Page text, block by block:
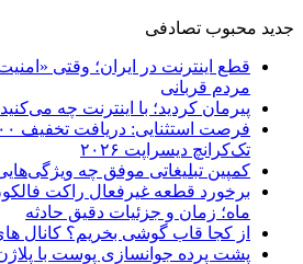
جدید محبوب تصادفی
قطع اینترنت در ایران؛ وقتی
مردم قربانی
پیرمان کردید؛ با اینترنت چه
تک‌کرانچ دیسراپت ۲۰۲۶
کمپین تبلیغاتی موفق چه
ماه؛ زمان و جزئیات دقیق حادثه
از کجا قاب گوشی بخریم؟ کانال
پشت پرده جوانسازی پوست با پلاژن